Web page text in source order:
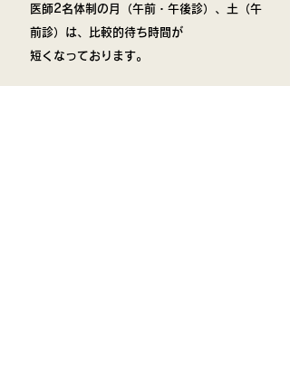
医師2名体制の月（午前・午後診）、土（午
前診）は、比較的待ち時間が
短くなっております。